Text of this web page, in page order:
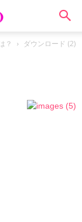
？ ダウンロード (2)